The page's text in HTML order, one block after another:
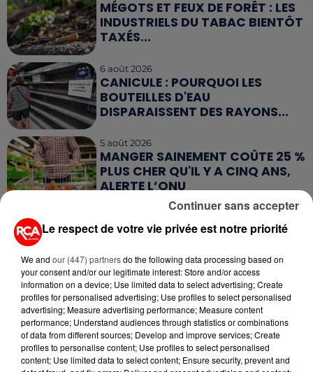
MÉGOTS ET FEUX DE FORÊT : LES
INDUSTRIELS DU TABAC BIENTÔT
TAXÉS...
6 août 2026
CANICULE : POURQUOI LES
BOUTEILLES D'EAU
DISPARAISSENT DES RAYONS...
5 août 2026
MANGER SAINEMENT COÛTE 25 %
PLUS CHER QU'IL Y A CINQ ANS,
ALERTE L’ONU
QUELLES SONT LES MARQUES QUI
RETROUVEZ TOUTE L'ACTU DE LA RÉGION ET
RECEVEZ LES ALERTES INFOS DE LA RÉDACTION
Le respect de votre vie privée est notre priorité
We and our (447) partnersdo the following data processing based on
your consent and/or our legitimate interest: Store and/or access
information on a device; Use limited data to select advertising; Create
profiles for personalised advertising; Use profiles to select personalised
advertising; Measure advertising performance; Measure content
performance; Understand audiences through statistics or combinations
of data from different sources; Develop and improve services; Create
profiles to personalise content; Use profiles to select personalised
content; Use limited data to select content; Ensure security, prevent and
Continuer sans accepter